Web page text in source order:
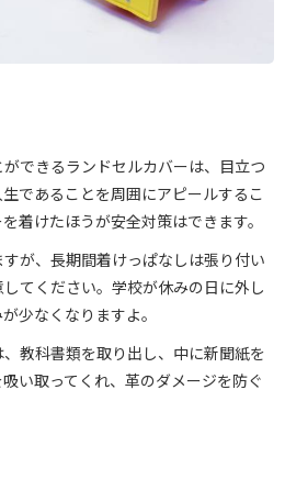
できるランドセルカバーは、目立つ
であることを周囲にアピールするこ
着けたほうが安全対策はできます。
が、長期間着けっぱなしは張り付い
てください。学校が休みの日に外し
少なくなりますよ。
教科書類を取り出し、中に新聞紙を
い取ってくれ、革のダメージを防ぐ